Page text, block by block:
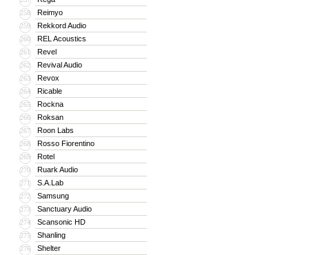
258 Reimyo
259 Rekkord Audio
260 REL Acoustics
261 Revel
262 Revival Audio
263 Revox
264 Ricable
265 Rockna
266 Roksan
267 Roon Labs
268 Rosso Fiorentino
269 Rotel
270 Ruark Audio
271 S.A.Lab
272 Samsung
273 Sanctuary Audio
274 Scansonic HD
275 Shanling
276 Shelter